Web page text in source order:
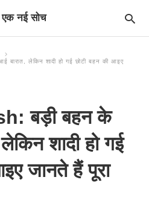
एक नई सोच
लेकिन शादी हो गई छोटी बहन की आइए
बड़ी बहन के
शादी हो गई
जानते हैं पूरा